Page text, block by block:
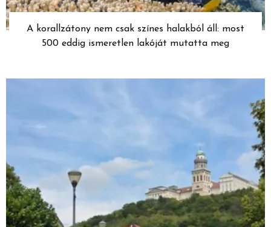
A korallzátony nem csak színes halakból áll: most
500 eddig ismeretlen lakóját mutatta meg